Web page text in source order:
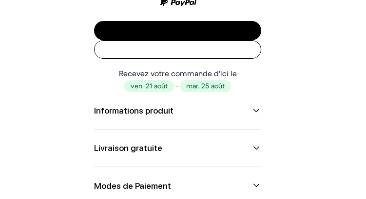
Recevez votre commande d'ici le
ven. 21 août – mar. 25 août
Informations produit
Livraison gratuite
Modes de Paiement